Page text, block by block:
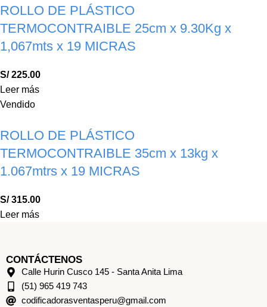
ROLLO DE PLÁSTICO
TERMOCONTRAIBLE 25cm x 9.30Kg x
1,067mts x 19 MICRAS
S/225.00
Leer más
Vendido
ROLLO DE PLÁSTICO
TERMOCONTRAIBLE 35cm x 13kg x
1.067mtrs x 19 MICRAS
S/315.00
Leer más
CONTÁCTENOS
Calle Hurin Cusco 145 - Santa Anita Lima
(51) 965 419 743
codificadorasventasperu@gmail.com